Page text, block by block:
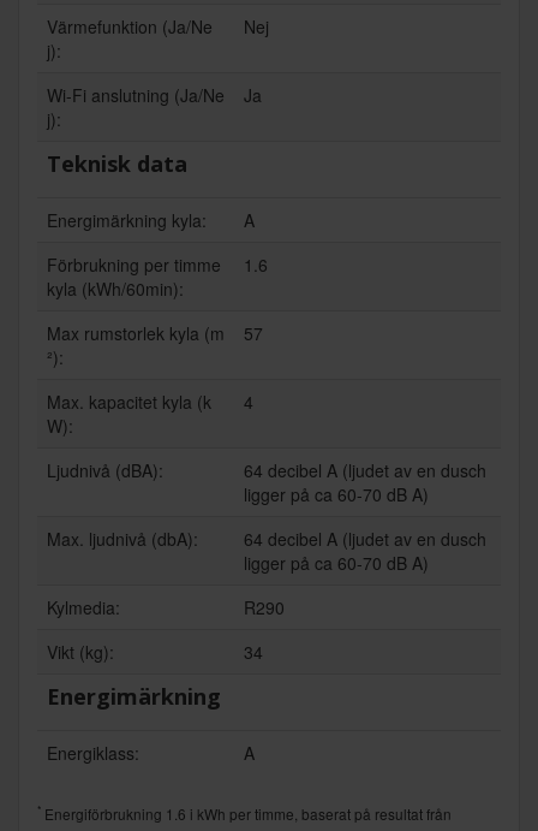
Värmefunktion (Ja/Ne
j):
Nej
Wi-Fi anslutning (Ja/Ne
j):
Ja
Teknisk data
Energimärkning kyla:
A
Förbrukning per timme
kyla (kWh/60min):
1.6
Max rumstorlek kyla (m
²):
57
Max. kapacitet kyla (k
W):
4
Ljudnivå (dBA):
64 decibel A (ljudet av en dusch
ligger på ca 60-70 dB A)
Max. ljudnivå (dbA):
64 decibel A (ljudet av en dusch
ligger på ca 60-70 dB A)
Kylmedia:
R290
Vikt (kg):
34
Energimärkning
Energiklass: A
* Energiförbrukning 1.6 i kWh per timme, baserat på resultat från